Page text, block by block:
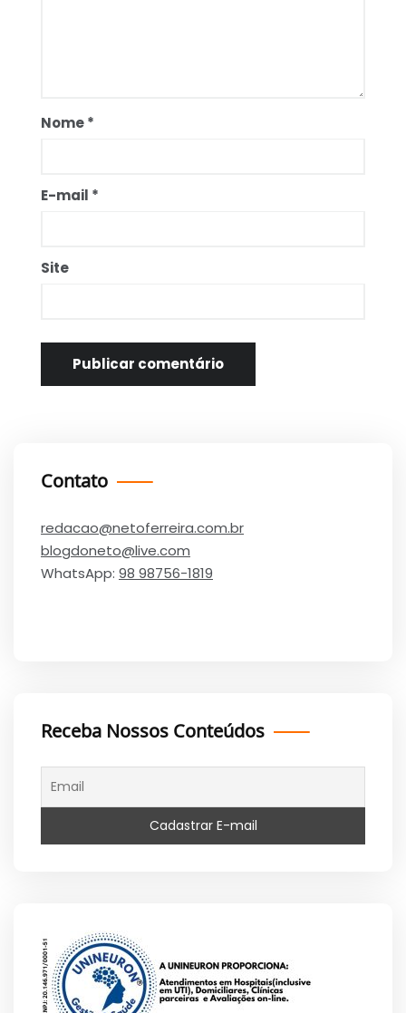
Nome*
E-mail *
Site
Contato
redacao@netoferreira.com.br
blogdoneto@live.com
WhatsApp: 98 98756-1819
Receba Nossos Conteúdos